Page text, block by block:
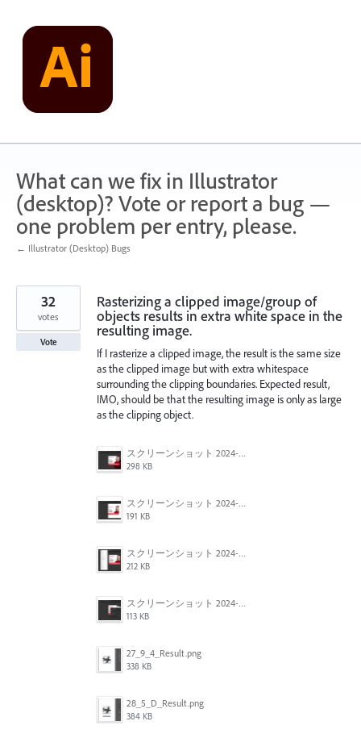
content
What can we fix in Illustrator
(desktop)? Vote or report a bug —
one problem per entry, please.
← Illustrator (Desktop) Bugs
Rasterizing a clipped image/group of
objects results in extra white space in the
resulting image.
If I rasterize a clipped image, the result is the same size
as the clipped image but with extra whitespace
surrounding the clipping boundaries. Expected result,
IMO, should be that the resulting image is only as large
as the clipping object.
スクリーンショット 2024-06-05 135007.png
298 KB
スクリーンショット 2024-06-05 134943.png
191 KB
スクリーンショット 2024-06-05 134913.png
212 KB
スクリーンショット 2024-06-05 134929.png
113 KB
27_9_4_Result.png
338 KB
28_5_D_Result.png
384 KB
32
votes
Vote